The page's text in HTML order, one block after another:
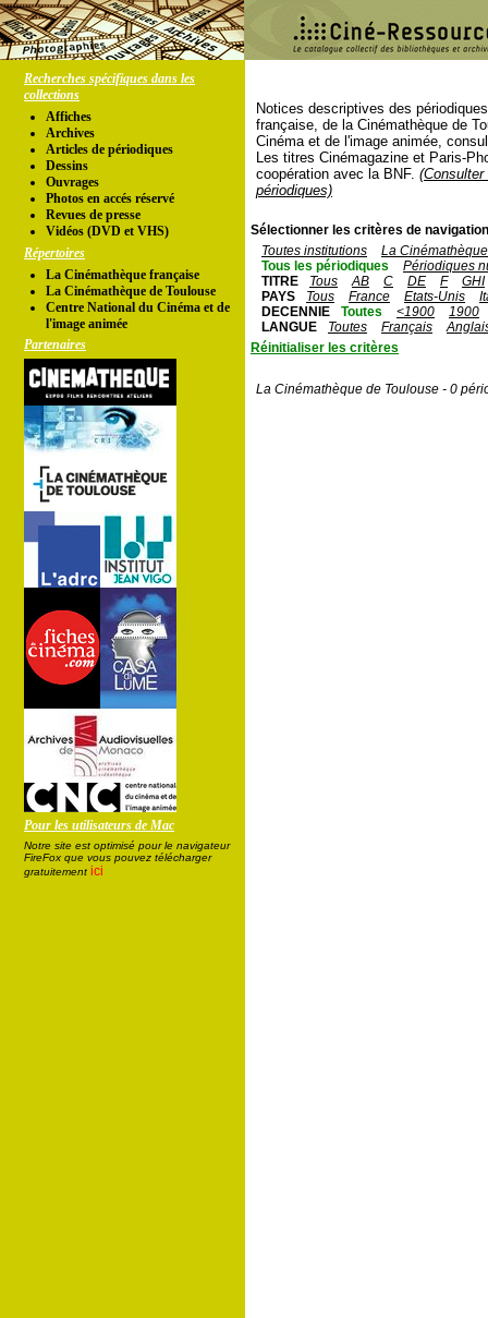
Recherches spécifiques dans les
collections
Affiches
Archives
Articles de périodiques
Dessins
Ouvrages
Photos en accés réservé
Revues de presse
Vidéos (DVD et VHS)
Répertoires
La Cinémathèque française
La Cinémathèque de Toulouse
Centre National du Cinéma et de
l'image animée
Partenaires
Pour les utilisateurs de Mac
Notre site est optimisé pour le navigateur
FireFox que vous pouvez télécharger
gratuitement ici
Notices descriptives des
française, de la Cinémathèque de
Cinéma et de l'image animée,
Les titres Cinémagazine et Paris-
coopération avec la BNF.
périodiques)
Sélectionner les critères de
Toutes institutions
La
Tous les périodiques
Périodiques
TITRE
Tous AB C DE F
GHI
PAYS
Tous France Etats-Unis
DECENNIE
Toutes <1900
1900
LANGUE
Toutes Français
Réinitialiser les critères
La Cinémathèque de Toulouse - 0